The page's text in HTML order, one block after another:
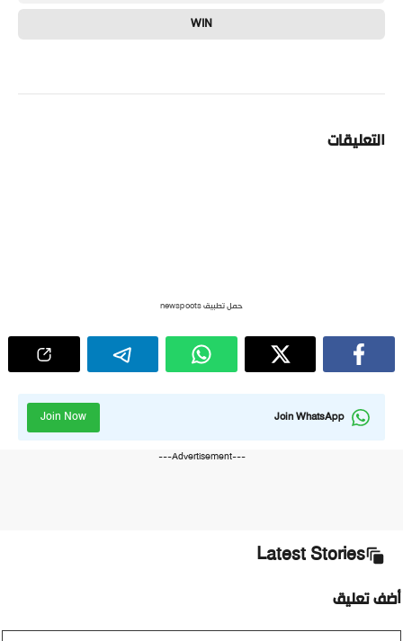
WIN
التعليقات
حمل تطبيق newspoots
Join WhatsApp
Join Now
---Advertisement---
Latest Stories
أضف تعليق